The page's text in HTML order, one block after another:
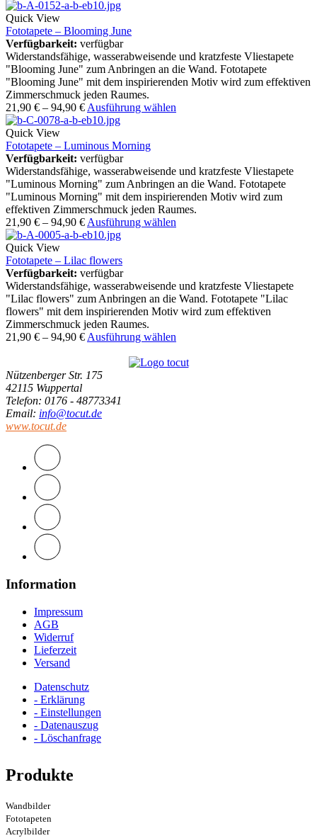
Quick View
Fototapete – Blooming June
Verfügbarkeit: verfügbar
Widerstandsfähige, wasserabweisende und kratzfeste Vliestapete
"Blooming June" zum Anbringen an die Wand. Fototapete
"Blooming June" mit dem inspirierenden Motiv wird zum effektiven
Zimmerschmuck jeden Raumes.
21,90 € – 94,90 € Ausführung wählen
Quick View
Fototapete – Luminous Morning
Verfügbarkeit: verfügbar
Widerstandsfähige, wasserabweisende und kratzfeste Vliestapete
"Luminous Morning" zum Anbringen an die Wand. Fototapete
"Luminous Morning" mit dem inspirierenden Motiv wird zum
effektiven Zimmerschmuck jeden Raumes.
21,90 € – 94,90 € Ausführung wählen
Quick View
Fototapete – Lilac flowers
Verfügbarkeit: verfügbar
Widerstandsfähige, wasserabweisende und kratzfeste Vliestapete
"Lilac flowers" zum Anbringen an die Wand. Fototapete "Lilac
flowers" mit dem inspirierenden Motiv wird zum effektiven
Zimmerschmuck jeden Raumes.
21,90 € – 94,90 € Ausführung wählen
Nützenberger Str. 175
42115 Wuppertal
Telefon: 0176 - 48773341
Email: info@tocut.de
www.tocut.de
Information
Impressum
AGB
Widerruf
Lieferzeit
Versand
Datenschutz
- Erklärung
- Einstellungen
- Datenauszug
- Löschanfrage
Produkte
Wandbilder
Fototapeten
Acrylbilder